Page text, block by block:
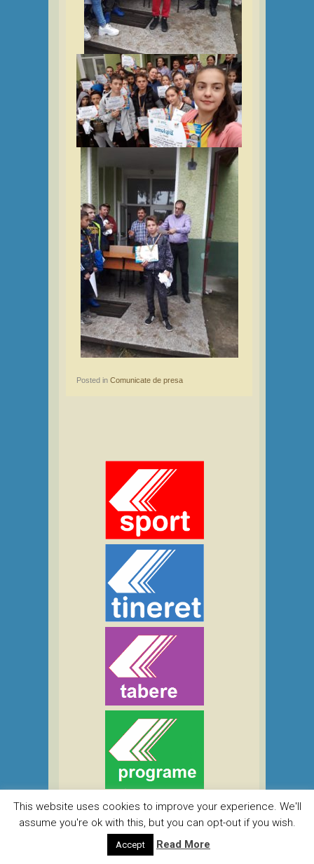
Posted in Comunicate de presa
Cauta
This website uses cookies to improve your experience. We'll
assume you're ok with this, but you can opt-out if you wish.
Accept Read More